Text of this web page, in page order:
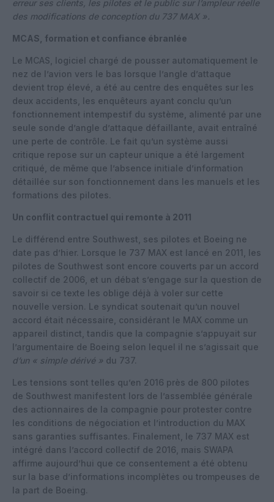
erreur ses clients, les pilotes et le public sur l’ampleur réelle
des modifications de conception du 737 MAX ».
MCAS, formation et confiance ébranlée
Le MCAS, logiciel chargé de pousser automatiquement le
nez de l’avion vers le bas lorsque l’angle d’attaque
devient trop élevé, a été au centre des enquêtes sur les
deux accidents, les enquêteurs ayant conclu qu’un
fonctionnement intempestif du système, alimenté par une
seule sonde d’angle d’attaque défaillante, avait entraîné
une perte de contrôle. Le fait qu’un système aussi
critique repose sur un capteur unique a été largement
critiqué, de même que l’absence initiale d’information
détaillée sur son fonctionnement dans les manuels et les
formations des pilotes.
Un conflit contractuel qui remonte à 2011
Le différend entre Southwest, ses pilotes et Boeing ne
date pas d’hier. Lorsque le 737 MAX est lancé en 2011, les
pilotes de Southwest sont encore couverts par un accord
collectif de 2006, et un débat s’engage sur la question de
savoir si ce texte les oblige déjà à voler sur cette
nouvelle version. Le syndicat soutenait qu’un nouvel
accord était nécessaire, considérant le MAX comme un
appareil distinct, tandis que la compagnie s’appuyait sur
l’argumentaire de Boeing selon lequel il ne s’agissait que
d’un « simple dérivé » du 737.
Les tensions sont telles qu’en 2016 près de 800 pilotes
de Southwest manifestent lors de l’assemblée générale
des actionnaires de la compagnie pour protester contre
les conditions de négociation et l’introduction du MAX
sans garanties suffisantes. Finalement, le 737 MAX est
intégré dans l’accord collectif de 2016, mais SWAPA
affirme aujourd’hui que ce consentement a été obtenu
sur la base d’informations incomplètes ou trompeuses de
la part de Boeing.